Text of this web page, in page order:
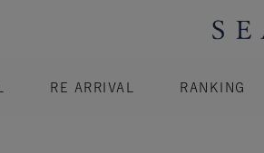
RE ARRIVAL RANKING